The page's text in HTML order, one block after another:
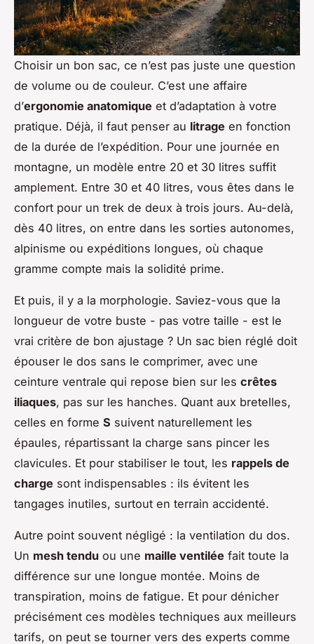
Choisir un bon sac, ce n’est pas juste une question
de volume ou de couleur. C’est une affaire
d’ergonomie anatomique et d’adaptation à votre
pratique. Déjà, il faut penser au litrage en fonction
de la durée de l’expédition. Pour une journée en
montagne, un modèle entre 20 et 30 litres suffit
amplement. Entre 30 et 40 litres, vous êtes dans le
confort pour un trek de deux à trois jours. Au-delà,
dès 40 litres, on entre dans les sorties autonomes,
alpinisme ou expéditions longues, où chaque
gramme compte mais la solidité prime.
Et puis, il y a la morphologie. Saviez-vous que la
longueur de votre buste - pas votre taille - est le
vrai critère de bon ajustage ? Un sac bien réglé doit
épouser le dos sans le comprimer, avec une
ceinture ventrale qui repose bien sur les crêtes
iliaques, pas sur les hanches. Quant aux bretelles,
celles en forme S suivent naturellement les
épaules, répartissant la charge sans pincer les
clavicules. Et pour stabiliser le tout, les rappels de
charge sont indispensables : ils évitent les
tangages inutiles, surtout en terrain accidenté.
Autre point souvent négligé : la ventilation du dos.
Un mesh tendu ou une maille ventilée fait toute la
différence sur une longue montée. Moins de
transpiration, moins de fatigue. Et pour dénicher
précisément ces modèles techniques aux meilleurs
tarifs, on peut se tourner vers des experts comme